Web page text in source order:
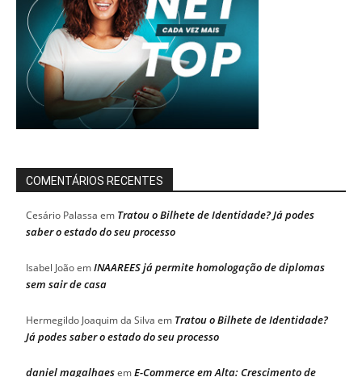
COMENTÁRIOS RECENTES
Cesário Palassa em Tratou o Bilhete de Identidade? Já podes
saber o estado do seu processo
Isabel JoãoemINAAREES já permite homologação de diplomas
sem sair de casa
Hermegildo Joaquim da Silva em Tratou o Bilhete de Identidade?
Já podes saber o estado do seu processo
daniel magalhaesemE-Commerce em Alta: Crescimento de